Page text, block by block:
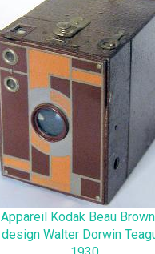
Appareil Kodak Beau
design Walter Dorwin